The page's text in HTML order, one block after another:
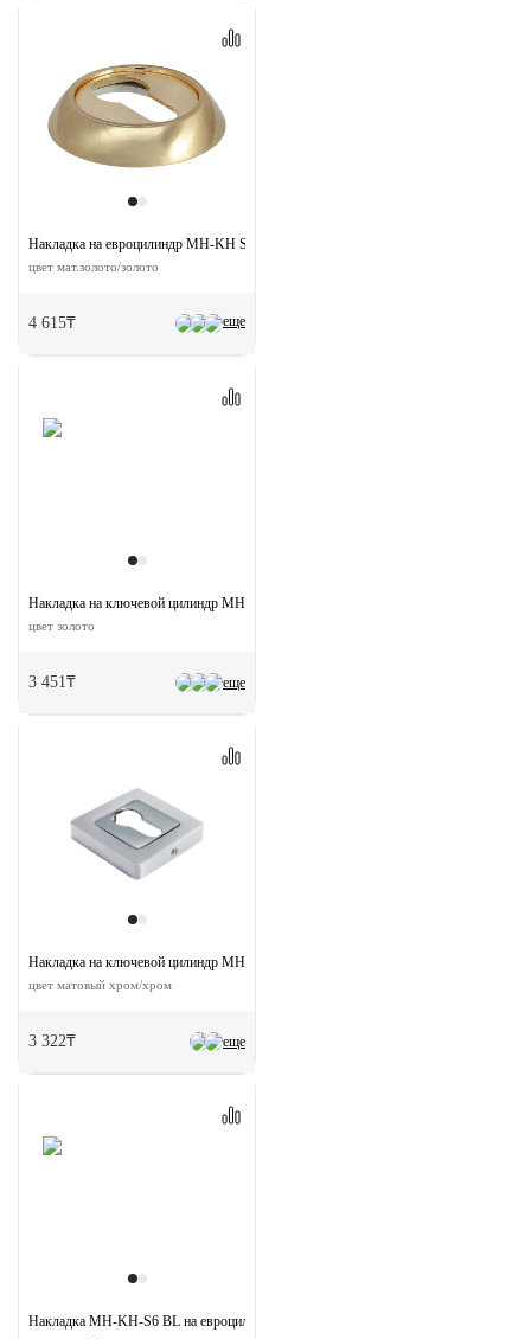
еще
Накладка на евроцилиндр MH-KH SG/GP круглая
цвет мат.золото/золото
4 615₸
еще
Накладка на ключевой цилиндр MH-KH-CLASSIC PG круглая
цвет золото
3 451₸
еще
Накладка на ключевой цилиндр MH-KH-S55 SC/CP квадратная
цвет матовый хром/хром
3 322₸
Накладка MH-KH-S6 BL на евроцилиндр